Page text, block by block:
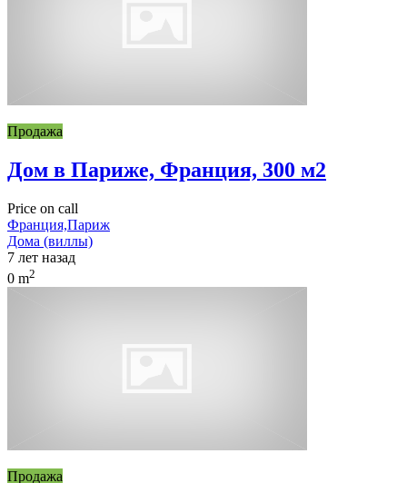
Продажа
Дом в Париже, Франция, 300 м2
Price on call
Франция,Париж
Дома (виллы)
7 лет назад
0 m2
Продажа